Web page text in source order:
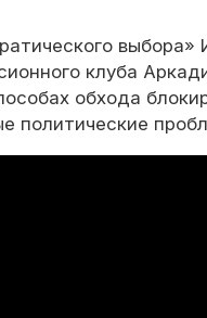
выбора»
клуба
обхода
политические